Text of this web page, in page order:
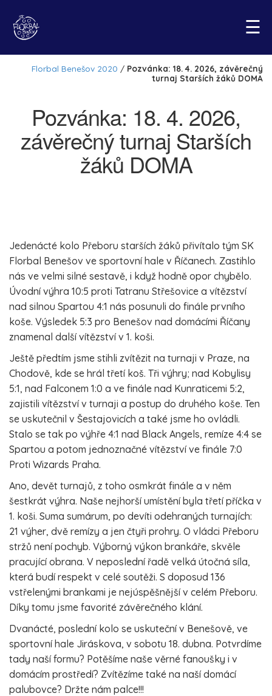
☰
Pozvánka: 18. 4. 2026,
závěrečný turnaj Starších
žáků DOMA
Jedenácté kolo Přeboru starších žáků přivítalo tým SK
Florbal Benešov ve sportovní hale v Říčanech. Zastihlo
nás ve velmi silné sestavě, i když hodně opor chybělo.
Úvodní výhra 10:5 proti Tatranu Střešovice a vítězství
nad silnou Spartou 4:1 nás posunuli do finále prvního
koše. Výsledek 5:3 pro Benešov nad domácími Říčany
znamenal další vítězství v 1. koši.
Ještě předtím jsme stihli zvítězit na turnaji v Praze, na
Chodově, kde se hrál třetí koš. Tři výhry; nad Kobylisy
5:1, nad Falconem 1:0 a ve finále nad Kunraticemi 5:2,
zajistili vítězství v turnaji a postup do druhého koše. Ten
se uskutečnil v Šestajovicích a také jsme ho ovládli.
Stalo se tak po výhře 4:1 nad Black Angels, remíze 4:4 se
Spartou a potom jednoznačné vítězství ve finále 7:0
Proti Wizards Praha.
Ano, devět turnajů, z toho osmkrát finále a v něm
šestkrát výhra. Naše nejhorší umístění byla třetí příčka v
1. koši. Suma sumárum, po devíti odehraných turnajích:
21 výher, dvě remízy a jen čtyři prohry. O vládci Přeboru
stržů není pochyb. Výborný výkon brankáře, skvěle
pracující obrana. V neposlední řadě velká útočná síla,
která budí respekt v celé soutěži. S doposud 136
vstřelenými brankami je nejúspěšnější v celém Přeboru.
Díky tomu jsme favorité závěrečného klání.
Dvanácté, poslední kolo se uskuteční v Benešově, ve
sportovní hale Jiráskova, v sobotu 18. dubna. Potvrdíme
tady naší formu? Potěšíme naše věrné fanoušky i v
domácím prostředí? Zvítězíme také na naší domácí
palubovce? Držte nám palce!!!